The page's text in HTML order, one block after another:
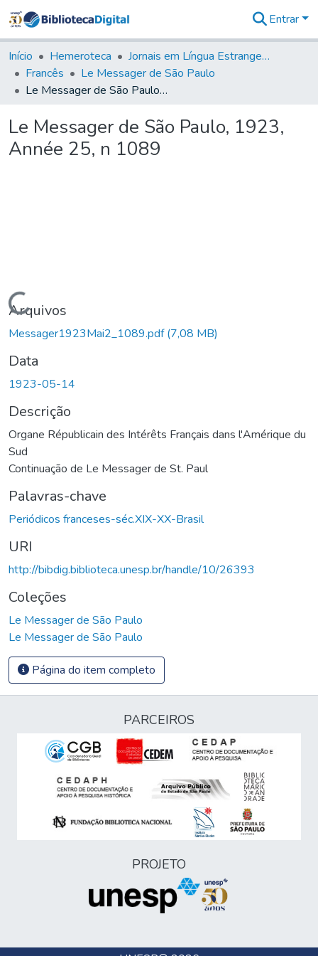
&
Coleções
Tudo na
Biblioteca
Estatísticas
Entrar
Início Hemeroteca
Jornais em Língua Estrangeira
Francês
Le Messager de São Paulo
Le Messager de São Paulo, 1923, Année 25, n 1089
Le Messager de São Paulo, 1923,
Année 25, n 1089
Carregando...
Arquivos
Messager1923Mai2_1089.pdf(7,08 MB)
Data
1923-05-14
Descrição
Organe Républicain des Intérêts Français dans l'Amérique du
Sud
Continuação de Le Messager de St. Paul
Palavras-chave
Periódicos franceses-séc.XIX-XX-Brasil
URI
http://bibdig.biblioteca.unesp.br/handle/10/26393
Coleções
Le Messager de São Paulo
Le Messager de São Paulo
Página do item completo
PARCEIROS
PROJETO